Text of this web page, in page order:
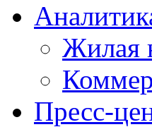
Жилая
Пресс-